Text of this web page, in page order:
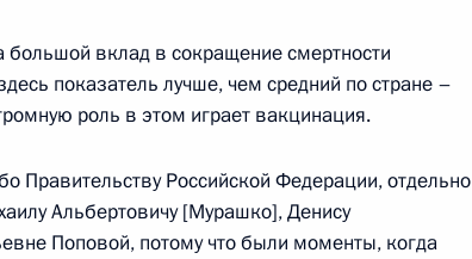
физической культуры
вклад в сокращение смертности
показатель лучше, чем средний по стране –
роль в этом играет вакцинация.
Правительству Российской Федерации, отдельно
Альбертовичу [Мурашко], Денису
Поповой, потому что были моменты, когда